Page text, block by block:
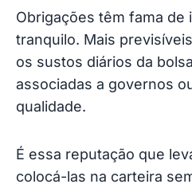
Obrigações têm fama de
tranquilo. Mais
os sustos diários da
associadas a governos
qualidade.
É essa reputação que
colocá-las na carteira